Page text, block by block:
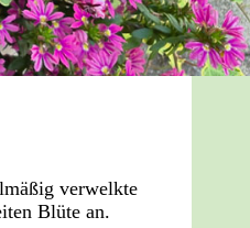
verwelkte
Blüte an.